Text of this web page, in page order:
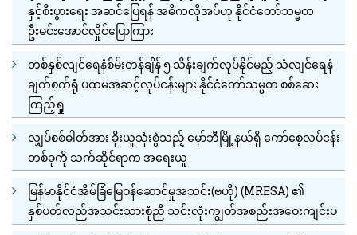
နှင့်စီးပွားရေး အဆင်ပြေရန် အဓိကလိုအပ်ဟု နိုင်ငံတော်သမ္မတ
ဦးမင်းအောင်လှိုင်ပြောကြား
တစ်နှစ်လျင်ရေနံစိမ်းတန်ချိန် ၅ သိန်းချက်လုပ်နိုင်မည့် သံလျင်ရေနံ
ချက်စက်ရုံ ပထမအဆင့်လုပ်ငန်းများ နိုင်ငံတော်သမ္မတ စစ်ဆေး
ကြည့်ရှု
လျှပ်စစ်ဓါတ်အား ခိုးယူသုံးစွဲသည့် မှော်ဘီမြို့နယ်ရှိ ကော်စေ့လုပ်ငန်း
တစ်ခုကို သက်ဆိုင်ရာက အရေးယူ
မြန်မာနိုင်ငံအိမ်ခြံမြေဝန်ဆောင်မှုအသင်း(ဗဟို) (MRESA) ၏
နှစ်ပတ်လည်အသင်းသားစုံညီ သင်းလုံးကျွတ်အစည်းအဝေးကျင်းပ